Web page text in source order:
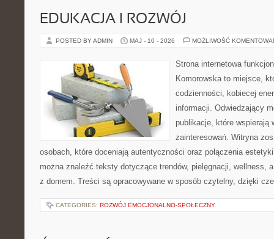
EDUKACJA I ROZWÓJ
POSTED BY ADMIN MAJ - 10 - 2026 MOŻLIWOŚĆ
Strona internetowa
Komorowska to miejsce,
codzienności, kobiecej
informacji. Odwiedzający
publikacje, które wspierają
zainteresowań. Witryna
osobach, które doceniają autentyczności oraz połączenia
można znaleźć teksty dotyczące trendów, pielęgnacji, wellness,
z domem. Treści są opracowywane w sposób czytelny, dzięki
CATEGORIES: ROZWÓJ EMOCJONALNO-SPOŁECZNY